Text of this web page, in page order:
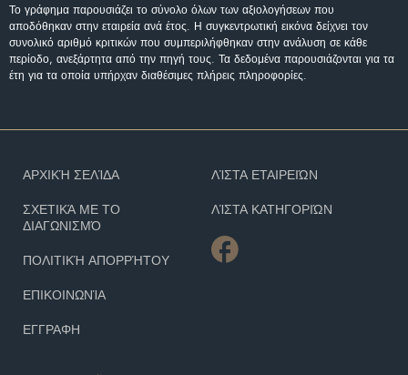
Το γράφημα παρουσιάζει το σύνολο όλων των αξιολογήσεων που
αποδόθηκαν στην εταιρεία ανά έτος. Η συγκεντρωτική εικόνα δείχνει τον
συνολικό αριθμό κριτικών που συμπεριλήφθηκαν στην ανάλυση σε κάθε
περίοδο, ανεξάρτητα από την πηγή τους. Τα δεδομένα παρουσιάζονται για τα
έτη για τα οποία υπήρχαν διαθέσιμες πλήρεις πληροφορίες.
ΑΡΧΙΚΉ ΣΕΛΊΔΑ
ΣΧΕΤΙΚΆ ΜΕ ΤΟ
ΔΙΑΓΩΝΙΣΜΌ
ΠΟΛΙΤΙΚΉ ΑΠΟΡΡΉΤΟΥ
ΕΠΙΚΟΙΝΩΝΊΑ
ΕΓΓΡΑΦΗ
ΛΊΣΤΑ ΕΤΑΙΡΕΙΏΝ
ΛΊΣΤΑ ΚΑΤΗΓΟΡΙΏΝ